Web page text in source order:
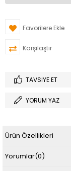
Favorilere Ekle
Karşılaştır
TAVSIYE ET
YORUM YAZ
Ürün Özellikleri
Yorumlar(0)